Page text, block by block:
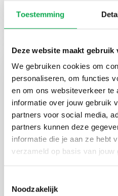
Toestemming
Deze website maakt gebruik
We gebruiken cookies om
personaliseren, om functies
en om ons websiteverkeer te
informatie over jouw gebruik
partners voor social media,
partners kunnen deze
informatie die je aan ze hebt
verzameld op basis van
Noodzakelijk